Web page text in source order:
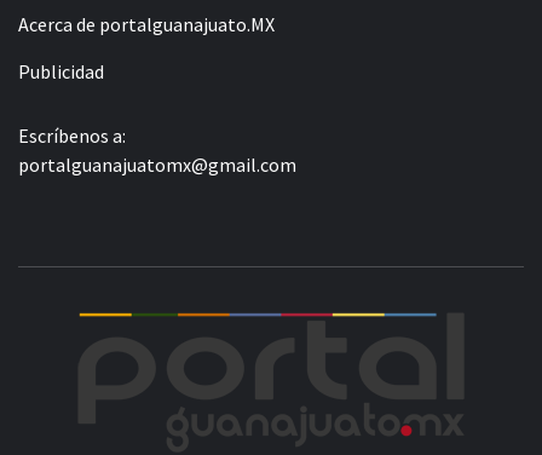
Acerca de portalguanajuato.MX
Publicidad
Escríbenos a:
portalguanajuatomx@gmail.com